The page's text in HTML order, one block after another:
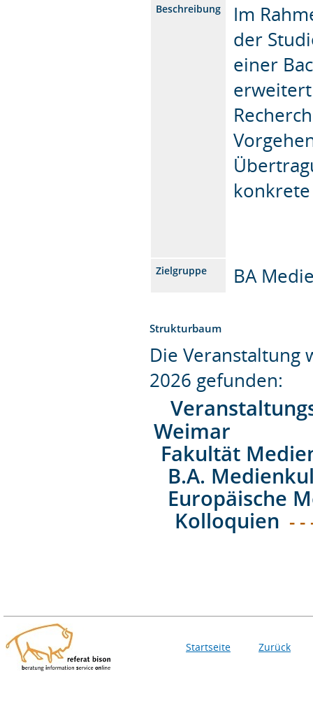
Beschreibung
Im
der
einer
Zielgruppe BA
Strukturbaum
Die Veranstaltung
2026 gefunden:
Weimar
Fakultät
B.A.
Europäische
Kolloquien - -
Startseite Zurück